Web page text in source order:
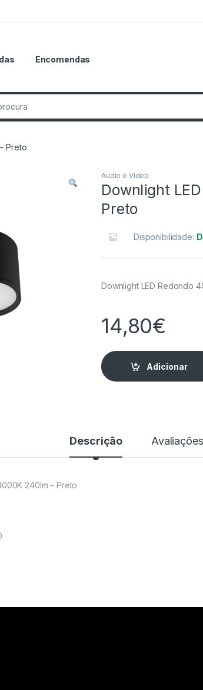
Encomendas
Preto
Audio e Vídeo
Downlight
Preto
Disponibilidade:
Downlight LED Redondo
14,80€
Adicionar
Descrição Avaliações
240lm – Preto